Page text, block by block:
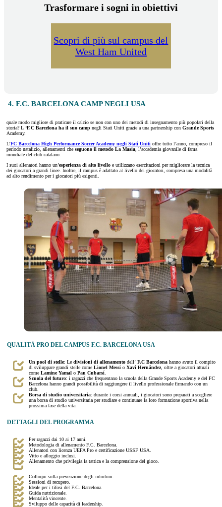
Trasformare i sogni in obiettivi
Scopri di più sul campus del
West Ham United
4. F.C. BARCELONA CAMP NEGLI USA
quale modo migliore di praticare il calcio se non con uno dei metodi di insegnamento più popolari della
storia? L ‘F.C Barcelona ha il suo camp negli Stati Uniti grazie a una partnership con Grande Sports
Academy.
L’FC Barcelona High Performance Soccer Academy negli Stati Uniti offre tutto l’anno, compreso il
periodo natalizio, allenamenti che seguono il metodo La Masia , l’accademia giovanile di fama
mondiale del club catalano.
I suoi allenatori hanno un’esperienza di alto livello e utilizzano esercitazioni per migliorare la tecnica
dei giocatori a grandi linee. Inoltre, il campus è adattato al livello dei giocatori, compresa una modalità
ad alto rendimento per i giocatori più esigenti.
QUALITÀ PRO DEL CAMPUS F.C. BARCELONA USA
Un pool di stelle: Le divisioni di allenamento dell’ F.C Barcelona hanno avuto il compito
di sviluppare grandi stelle come Lionel Messi o Xavi Hernández, oltre a giocatori attuali
come Lamine Yamal o Pau Cubarsí
Scuola del futuro: i ragazzi che frequentano la scuola della Grande Sports Academy e del FC
Barcelona hanno grandi possibilità di raggiungere il livello professionale firmando con un
club.
Borsa di studio universitaria: durante i corsi annuali, i giocatori sono preparati a scegliere
una borsa di studio universitaria per studiare e continuare la loro formazione sportiva nella
prossima fase della vita.
DETTAGLI DEL PROGRAMMA
Per ragazzi dai 10 ai 17 anni.
Metodologia di allenamento F.C. Barcelona.
Allenatori con licenza UEFA Pro e certificazione USSF USA.
Vitto e alloggio inclusi.
Allenamento che privilegia la tattica e la comprensione del gioco.
Colloqui sulla prevenzione degli infortuni.
Sessioni di recupero.
Ideale per i tifosi del F.C. Barcelona.
Guida nutrizionale.
Mentalità vincente.
Sviluppo delle capacità di leadership.